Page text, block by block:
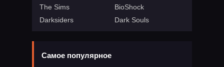
The Sims
BioShock
Darksiders
Dark Souls
Самое популярное